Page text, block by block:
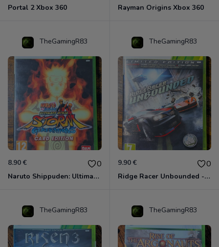
Portal 2 Xbox 360 Rayman Origins Xbox 360
TheGamingR83
8.90 € 0
Naruto Shippuden: Ultimate Ninja Storm Generations - Card Edition Xbox 360
TheGamingR83
9.90 € 0
Ridge Racer Unbounded - Édition Limitée Xbox 360
TheGamingR83 TheGamingR83